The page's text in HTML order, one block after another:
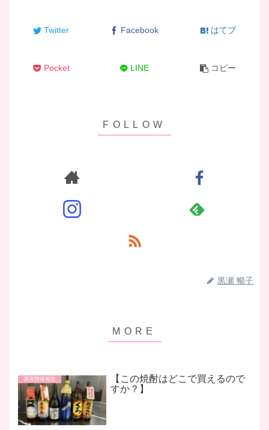
Twitter Facebook はてブ
Pocket LINE コピー
黒瀬 暢子
講座開催報告
【この焼酎はどこで買えるので
すか？】